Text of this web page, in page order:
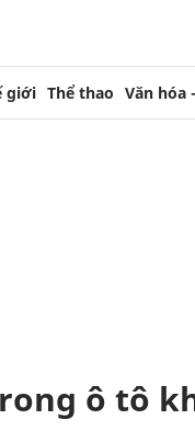
giới Thể thao Văn hóa
ô tô